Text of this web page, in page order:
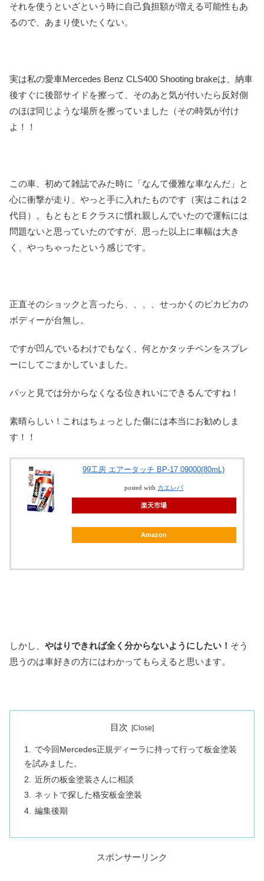
それを使うといざという時に自己負担額が増える可能性もあ
るので、あまり使いたくない。
実は私の愛車Mercedes Benz CLS400 Shooting brakeは、納車
後すぐに後部サイドを擦って、そのあと気が付いたら反対側
のほぼ同じような場所を擦っていました（その時気が付け
よ！！
この車、初めて雑誌でみた時に「なんて優雅な車なんだ」と
心に衝撃が走り、やっと手に入れたものです（実はこれは２
代目）。もともとＥクラスに慣れ親しんでいたので運転には
問題ないと思っていたのですが、思った以上に車幅は大き
く、やっちゃったという感じです。
正直そのショックと言ったら、、、、せっかくのピカピカの
ボディーが台無し。
ですが凹んでいるわけでもなく、何とかタッチペンをスプレ
ーにしてごまかしていました。
パッと見では分からなくなる位きれいにできるんですね！
素晴らしい！これはちょっとした傷には本当にお勧めしま
す！！
99工房 エアータッチ BP-17 09000(80mL)
posted with カエレバ
楽天市場
Amazon
しかし、 やはりできれば全く分からないようにしたい！ そう
思うのは車好きの方にはわかってもらえると思います。
目次
で今回Mercedes正規ディーラに持って行って板金塗装
を試みました。
近所の板金塗装さんに相談
ネットで探した格安板金塗装
編集後期
スポンサーリンク